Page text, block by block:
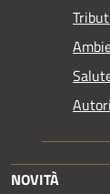
NOVITÀ